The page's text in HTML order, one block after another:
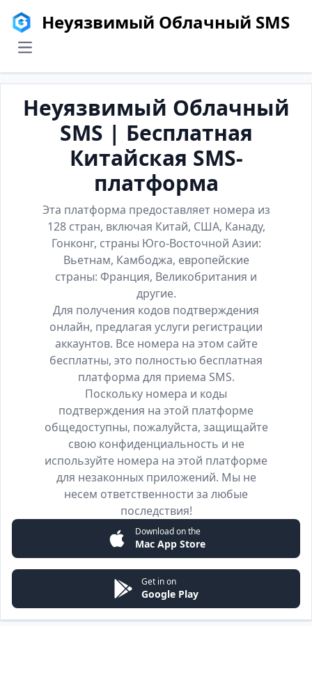
Неуязвимый Облачный SMS
menu
Неуязвимый Облачный
SMS | Бесплатная
Китайская SMS-
платформа
Эта платформа предоставляет номера из
128 стран, включая Китай, США, Канаду,
Гонконг, страны Юго-Восточной Азии:
Вьетнам, Камбоджа, европейские
страны: Франция, Великобритания и
другие.
Для получения кодов подтверждения
онлайн, предлагая услуги регистрации
аккаунтов. Все номера на этом сайте
бесплатны, это полностью бесплатная
платформа для приема SMS.
Поскольку номера и коды
подтверждения на этой платформе
общедоступны, пожалуйста, защищайте
свою конфиденциальность и не
используйте номера на этой платформе
для незаконных приложений. Мы не
несем ответственности за любые
последствия!
Download on the
Mac App Store
Get in on
Google Play